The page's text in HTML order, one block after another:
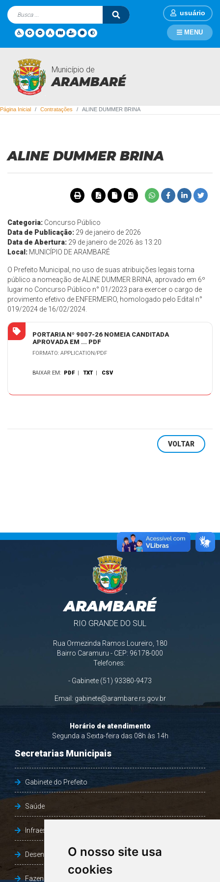
O nosso site usa
cookies
usuário
Município de
ARAMBARÉ
MENU
Contratações
Página Inicial Contratações ALINE DUMMER BRINA
ALINE DUMMER BRINA
Categoria: Concurso Público
Data de Publicação: 29 de janeiro de 2026
Data de Abertura: 29 de janeiro de 2026 às 13:20
Local: MUNICÍPIO DE ARAMBARÉ
O Prefeito Municipal, no uso de suas atribuições legais torna
público a nomeação de ALINE DUMMER BRINA, aprovado em 6º
lugar no Concurso Público n° 01/2023 para exercer o cargo de
provimento efetivo de ENFERMEIRO, homologado pelo Edital n°
019/2024 de 16/02/2024.
PORTARIA Nº 9007-26 NOMEIA CANDITADA
APROVADA EM ... PDF
FORMATO: APPLICATION/PDF
BAIXAR EM: PDF |TXT | CSV
VOLTAR
ARAMBARÉ
RIO GRANDE DO SUL
Rua Ormezinda Ramos Loureiro, 180
Bairro Caramuru - CEP: 96178-000
Telefones:
- Gabinete (51) 93380-9473
Email: gabinete@arambare.rs.gov.br
Horário de atendimento
Segunda a Sexta-feira das 08h às 14h
Secretarias Municipais
Gabinete do Prefeito
Saúde
Infraestrutura, Agricultura e Meio Ambiente
Desenvolvimento Social
Fazenda e Desenvolvimento Econômico